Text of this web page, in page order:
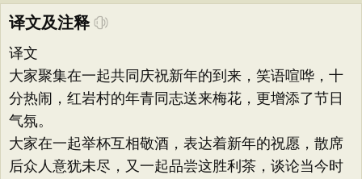
译文及注释
译文
大家聚集在一起共同庆祝新年的到来，笑语喧哗，十
分热闹，红岩村的年青同志送来梅花，更增添了节日
气氛。
大家在一起举杯互相敬酒，表达着新年的祝愿，散席
后众人意犹未尽，又一起品尝这胜利茶，谈论当今时